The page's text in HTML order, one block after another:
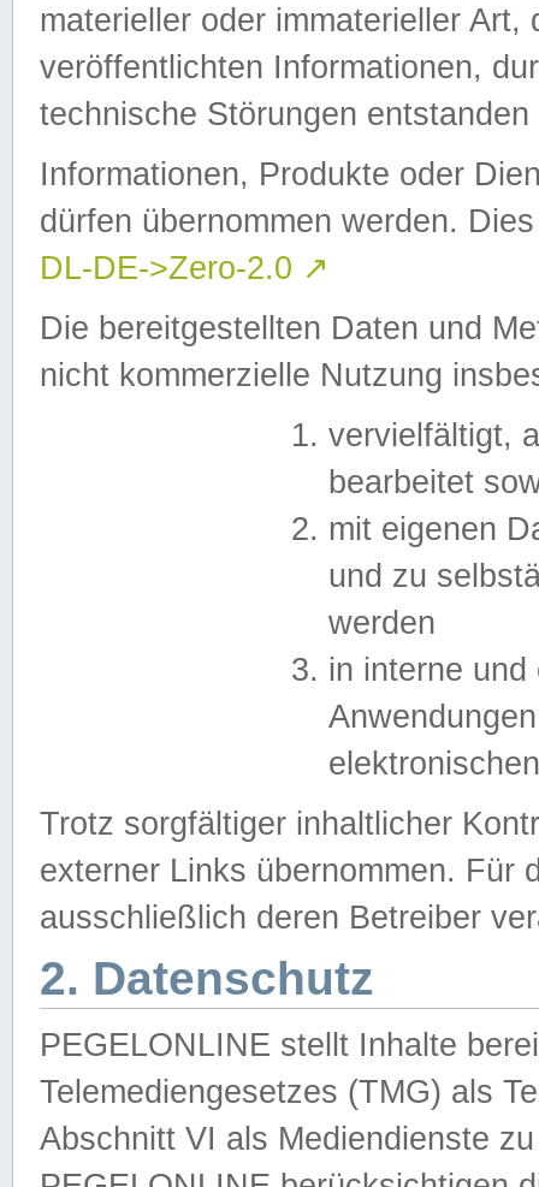
materieller oder immaterieller
veröffentlichten Informationen,
technische Störungen
Informationen, Produkte oder
dürfen übernommen werden.
DL-DE->Zero-2.0 ↗
Die bereitgestellten Daten und
nicht kommerzielle Nutzung
vervielfältigt,
bearbeitet
mit eigenen
und zu
werden
in interne
Trotz sorgfältiger inhaltlicher
externer Links übernommen. Für
ausschließlich deren Betreiber
2. Datenschutz
PEGELONLINE stellt Inhalte
Telemediengesetzes (TMG) als
Abschnitt VI als Mediendienste